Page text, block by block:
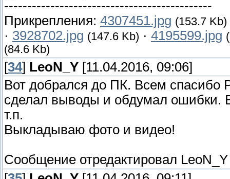
---------------------------------------------
Прикрепления: 4307451.jpg (153.7 Kb)
· 3928702.jpg (147.6 Kb) · 4195599.jpg
(84.6 Kb)
[34] LeoN_Y [11.04.2016, 09:06]
Вот добрался до ПК. Всем спасибо
сделал выводы и обдумал ошибки.
т.п.
Выкладываю фото и видео!
Сообщение отредактировал LeoN_Y